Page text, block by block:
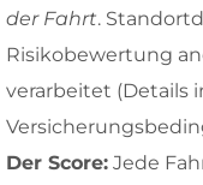
der Fahrt.
Risikobewertung
verarbeitet (Details
Der Score: Jede